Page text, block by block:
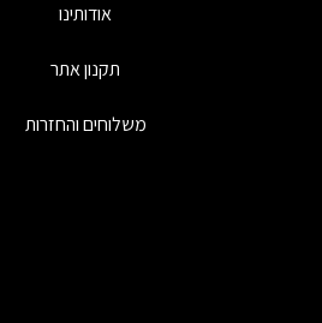
אודותינו
תקנון אתר
משלוחים והחזרות